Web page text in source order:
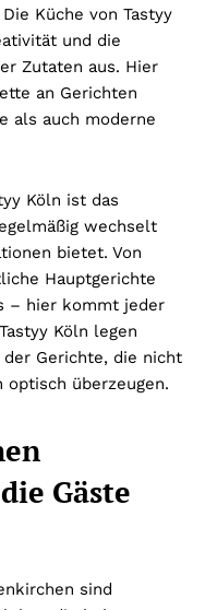
Küche von Tastyy
und die
Zutaten aus. Hier
an Gerichten
als auch moderne
Köln ist das
wechselt
bietet. Von
Hauptgerichte
– hier kommt jeder
Köln legen
Gerichte, die nicht
optisch überzeugen.
Gäste
sind